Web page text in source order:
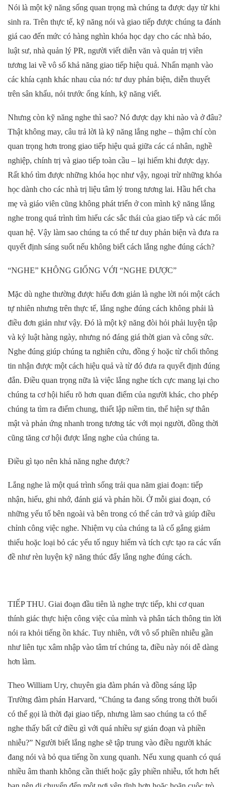
Nói là một kỹ năng sống quan trọng mà chúng ta được dạy từ khi
sinh ra. Trên thực tế, kỹ năng nói và giao tiếp được chúng ta đánh
giá cao đến mức có hàng nghìn khóa học dạy cho các nhà báo,
luật sư, nhà quản lý PR, người viết diễn văn và quản trị viên
tương lai về vô số khả năng giao tiếp hiệu quả. Nhấn mạnh vào
các khía cạnh khác nhau của nó: tư duy phản biện, diễn thuyết
trên sân khấu, nói trước ống kính, kỹ năng viết.
Nhưng còn kỹ năng nghe thì sao? Nó được dạy khi nào và ở đâu?
Thật không may, câu trả lời là kỹ năng lắng nghe – thậm chí còn
quan trọng hơn trong giao tiếp hiệu quả giữa các cá nhân, nghề
nghiệp, chính trị và giao tiếp toàn cầu – lại hiếm khi được dạy.
Rất khó tìm được những khóa học như vậy, ngoại trừ những khóa
học dành cho các nhà trị liệu tâm lý trong tương lai. Hầu hết cha
mẹ và giáo viên cũng không phát triển ở con mình kỹ năng lắng
nghe trong quá trình tìm hiểu các sắc thái của giao tiếp và các mối
quan hệ. Vậy làm sao chúng ta có thể tư duy phản biện và đưa ra
quyết định sáng suốt nếu không biết cách lắng nghe đúng cách?
“NGHE” KHÔNG GIỐNG VỚI “NGHE ĐƯỢC”
Mặc dù nghe thường được hiểu đơn giản là nghe lời nói một cách
tự nhiên nhưng trên thực tế, lắng nghe đúng cách không phải là
điều đơn giản như vậy. Đó là một kỹ năng đòi hỏi phải luyện tập
và kỷ luật hàng ngày, nhưng nó đáng giá thời gian và công sức.
Nghe đúng giúp chúng ta nghiên cứu, đồng ý hoặc từ chối thông
tin nhận được một cách hiệu quả và từ đó đưa ra quyết định đúng
đắn. Điều quan trọng nữa là việc lắng nghe tích cực mang lại cho
chúng ta cơ hội hiểu rõ hơn quan điểm của người khác, cho phép
chúng ta tìm ra điểm chung, thiết lập niềm tin, thể hiện sự thân
mật và phản ứng nhanh trong tương tác với mọi người, đồng thời
cũng tăng cơ hội được lắng nghe của chúng ta.
Điều gì tạo nên khả năng nghe được?
Lắng nghe là một quá trình sống trải qua năm giai đoạn: tiếp
nhận, hiểu, ghi nhớ, đánh giá và phản hồi. Ở mỗi giai đoạn, có
những yếu tố bên ngoài và bên trong có thể cản trở và giúp điều
chỉnh công việc nghe. Nhiệm vụ của chúng ta là cố gắng giảm
thiểu hoặc loại bỏ các yếu tố nguy hiểm và tích cực tạo ra các vấn
đề như rèn luyện kỹ năng thúc đẩy lắng nghe đúng cách.
TIẾP THU. Giai đoạn đầu tiên là nghe trực tiếp, khi cơ quan
thính giác thực hiện công việc của mình và phân tách thông tin lời
nói ra khỏi tiếng ồn khác. Tuy nhiên, với vô số phiền nhiễu gần
như liên tục xâm nhập vào tâm trí chúng ta, điều này nói dễ dàng
hơn làm.
Theo William Ury, chuyên gia đàm phán và đồng sáng lập
Trường đàm phán Harvard, “Chúng ta đang sống trong thời buổi
có thể gọi là thời đại giao tiếp, nhưng làm sao chúng ta có thể
nghe thấy bất cứ điều gì với quá nhiều sự gián đoạn và phiền
nhiễu?” Người biết lắng nghe sẽ tập trung vào điều người khác
đang nói và bỏ qua tiếng ồn xung quanh. Nếu xung quanh có quá
nhiều âm thanh không cần thiết hoặc gây phiền nhiễu, tốt hơn hết